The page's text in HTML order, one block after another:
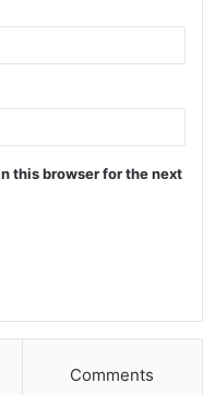
this browser for the next
Comments